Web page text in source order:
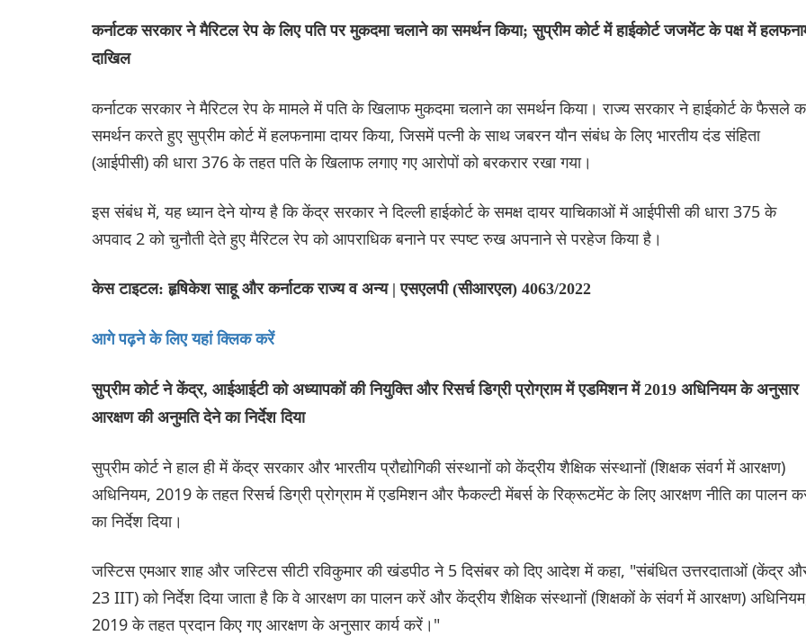
कर्नाटक सरकार ने मैरिटल रेप के लिए पति पर मुकदमा चलाने का समर्थन किया; सुप्रीम कोर्ट में हाईकोर्ट जजमेंट के पक्ष में
दाखिल
कर्नाटक सरकार ने मैरिटल रेप के मामले में पति के खिलाफ मुकदमा चलाने का समर्थन किया। राज्य सरकार ने हाईकोर्ट के फैसले
समर्थन करते हुए सुप्रीम कोर्ट में हलफनामा दायर किया, जिसमें पत्नी के साथ जबरन यौन संबंध के लिए भारतीय दंड संहिता
(आईपीसी) की धारा 376 के तहत पति के खिलाफ लगाए गए आरोपों को बरकरार रखा गया।
इस संबंध में, यह ध्यान देने योग्य है कि केंद्र सरकार ने दिल्ली हाईकोर्ट के समक्ष दायर याचिकाओं में आईपीसी की धारा 375 के
अपवाद 2 को चुनौती देते हुए मैरिटल रेप को आपराधिक बनाने पर स्पष्ट रुख अपनाने से परहेज किया है।
केस टाइटल: हृषिकेश साहू और कर्नाटक राज्य व अन्य | एसएलपी (सीआरएल) 4063/2022
आगे पढ़ने के लिए यहां क्लिक करें
सुप्रीम कोर्ट ने केंद्र, आईआईटी को अध्यापकों की नियुक्ति और रिसर्च डिग्री प्रोग्राम में एडमिशन में 2019 अधिनियम के अनुसार
आरक्षण की अनुमति देने का निर्देश दिया
सुप्रीम कोर्ट ने हाल ही में केंद्र सरकार और भारतीय प्रौद्योगिकी संस्थानों को केंद्रीय शैक्षिक संस्थानों (शिक्षक संवर्ग में आरक्षण)
अधिनियम, 2019 के तहत ‌‌रिसर्च डिग्री प्रोग्राम में एडमिशन और फैकल्टी मेंबर्स के रिक्रूटमेंट के लिए आरक्षण नीति का पालन
का निर्देश दिया।
जस्टिस एमआर शाह और जस्टिस सीटी रविकुमार की खंडपीठ ने 5 दिसंबर को दिए आदेश में कहा, "संबंधित उत्तरदाताओं (केंद्र
23 IIT) को निर्देश दिया जाता है कि वे आरक्षण का पालन करें और केंद्रीय शैक्षिक संस्थानों (शिक्षकों के संवर्ग में आरक्षण)
2019 के तहत प्रदान किए गए आरक्षण के अनुसार कार्य करें।"